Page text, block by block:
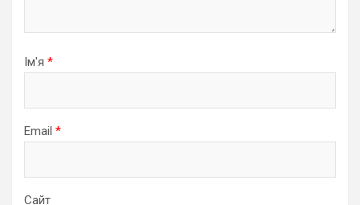
Ім'я *
Email *
Сайт